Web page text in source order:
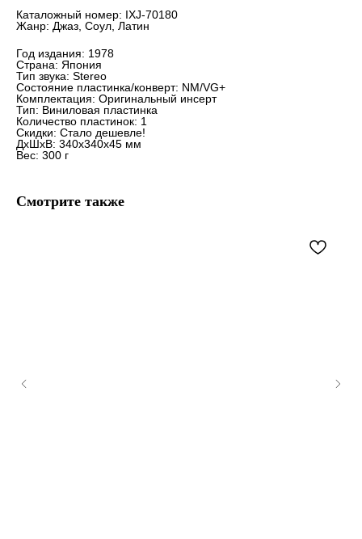
Каталожный номер: IXJ-70180
Жанр: Джаз, Соул, Латин
Год издания: 1978
Страна: Япония
Тип звука: Stereo
Состояние пластинка/конверт: NM/VG+
Комплектация: Оригинальный инсерт
Тип: Виниловая пластинка
Количество пластинок: 1
Скидки: Стало дешевле!
ДxШxВ: 340x340x45 мм
Вес: 300 г
Смотрите также